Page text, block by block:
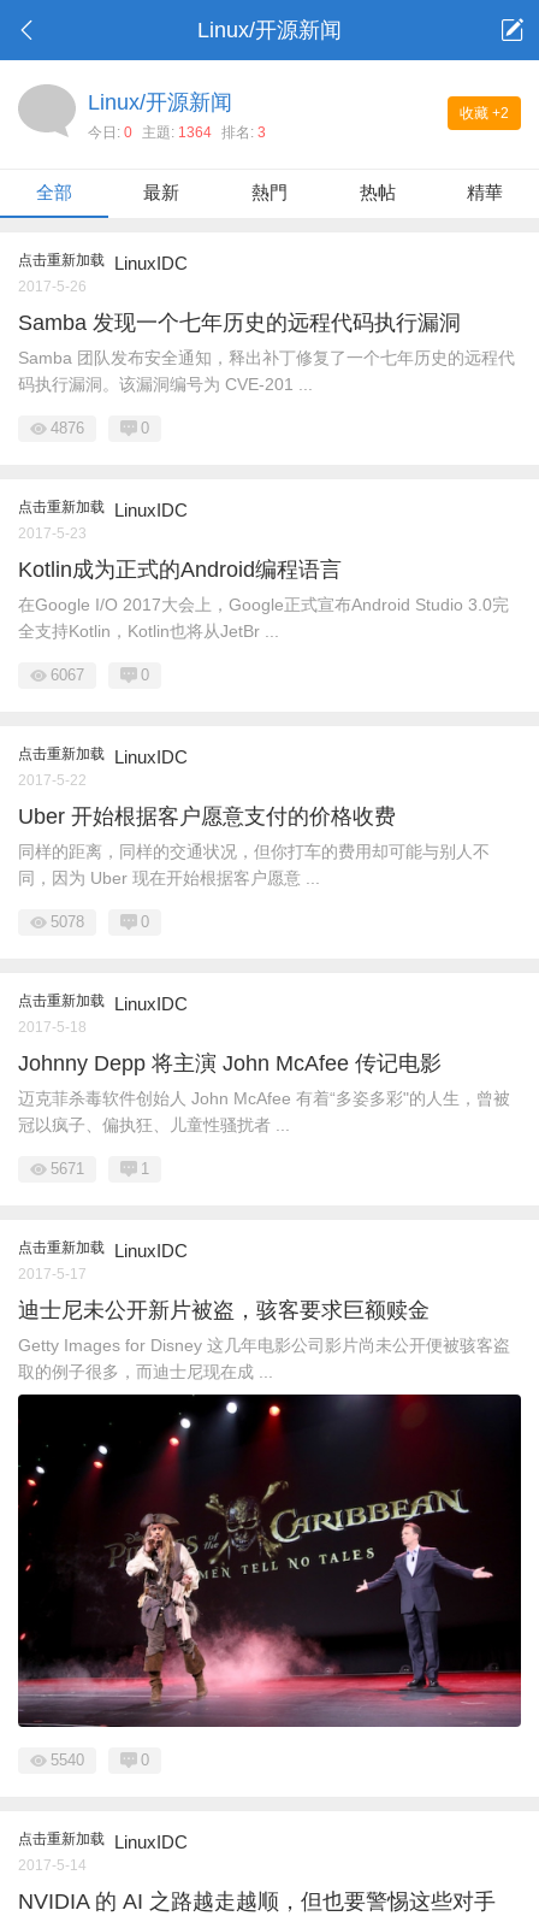
Linux/开源新闻
收藏 +2
Linux/开源新闻
今日: 0 主題: 1364 排名: 3
全部 最新 熱門 热帖 精華
点击重新加载 LinuxIDC
2017-5-26
Samba 发现一个七年历史的远程代码执行漏洞
Samba 团队发布安全通知，释出补丁修复了一个七年历史的远程代
码执行漏洞。该漏洞编号为 CVE-201 ...
4876 0
点击重新加载 LinuxIDC
2017-5-23
Kotlin成为正式的Android编程语言
在Google I/O 2017大会上，Google正式宣布Android Studio 3.0完
全支持Kotlin，Kotlin也将从JetBr ...
6067 0
点击重新加载 LinuxIDC
2017-5-22
Uber 开始根据客户愿意支付的价格收费
同样的距离，同样的交通状况，但你打车的费用却可能与别人不
同，因为 Uber 现在开始根据客户愿意 ...
5078 0
点击重新加载 LinuxIDC
2017-5-18
Johnny Depp 将主演 John McAfee 传记电影
迈克菲杀毒软件创始人 John McAfee 有着“多姿多彩"的人生，曾被
冠以疯子、偏执狂、儿童性骚扰者 ...
5671 1
点击重新加载 LinuxIDC
2017-5-17
迪士尼未公开新片被盗，骇客要求巨额赎金
Getty Images for Disney 这几年电影公司影片尚未公开便被骇客盗
取的例子很多，而迪士尼现在成 ...
5540 0
点击重新加载 LinuxIDC
2017-5-14
NVIDIA 的 AI 之路越走越顺，但也要警惕这些对手